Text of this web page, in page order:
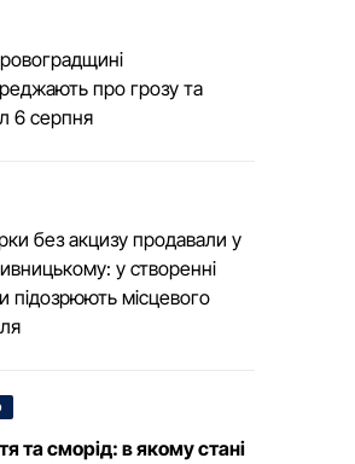
про грозу та
6 серпня
без акцизу продавали у
у створенні
підозрюють місцевого
та сморід: в якому стані